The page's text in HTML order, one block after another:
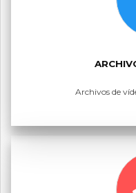
Archivos de